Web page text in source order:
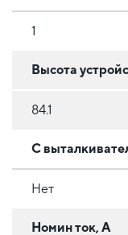
1
Высота
84.1
С
Нет
Номин ток, А